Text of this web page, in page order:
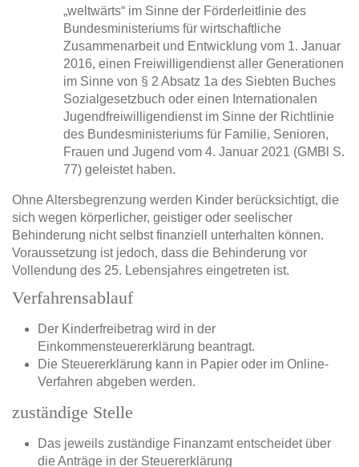
„weltwärts“ im Sinne der Förderleitlinie des
Bundesministeriums für wirtschaftliche
Zusammenarbeit und Entwicklung vom 1. Januar
2016, einen Freiwilligendienst aller Generationen
im Sinne von § 2 Absatz 1a des Siebten Buches
Sozialgesetzbuch oder einen Internationalen
Jugendfreiwilligendienst im Sinne der Richtlinie
des Bundesministeriums für Familie, Senioren,
Frauen und Jugend vom 4. Januar 2021 (GMBl S.
77) geleistet haben.
Ohne Altersbegrenzung werden Kinder berücksichtigt, die
sich wegen körperlicher, geistiger oder seelischer
Behinderung nicht selbst finanziell unterhalten können.
Voraussetzung ist jedoch, dass die Behinderung vor
Vollendung des 25. Lebensjahres eingetreten ist.
Verfahrensablauf
Der Kinderfreibetrag wird in der
Einkommensteuererklärung beantragt.
Die Steuererklärung kann in Papier oder im Online-
Verfahren abgeben werden.
zuständige Stelle
Das jeweils zuständige Finanzamt entscheidet über
die Anträge in der Steuererklärung